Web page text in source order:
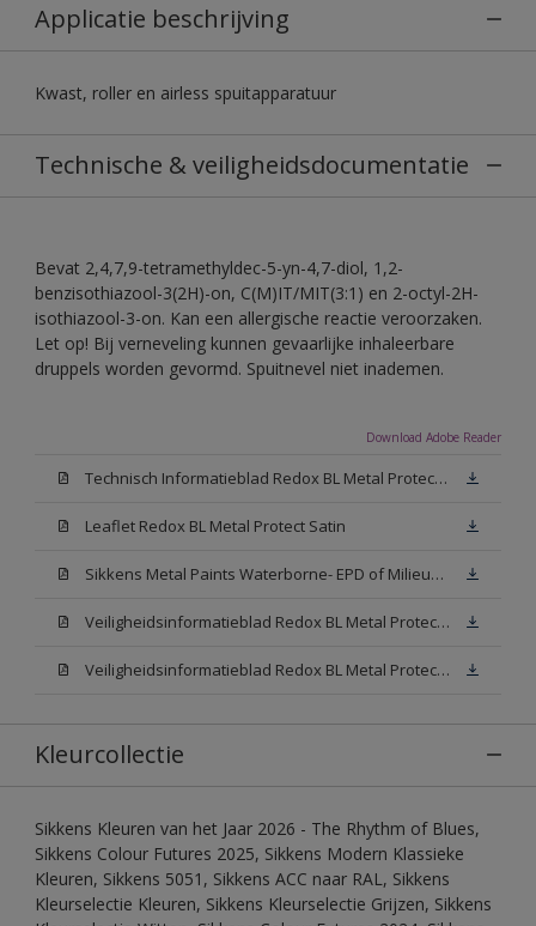
Applicatie beschrijving
Kwast, roller en airless spuitapparatuur
Technische & veiligheidsdocumentatie
Bevat 2,4,7,9-tetramethyldec-5-yn-4,7-diol, 1,2-
benzisothiazool-3(2H)-on, C(M)IT/MIT(3:1) en 2-octyl-2H-
isothiazool-3-on. Kan een allergische reactie veroorzaken.
Let op! Bij verneveling kunnen gevaarlijke inhaleerbare
druppels worden gevormd. Spuitnevel niet inademen.
Download Adobe Reader
Technisch Informatieblad Redox BL Metal Protect (PDF)
Leaflet Redox BL Metal Protect Satin
Sikkens Metal Paints Waterborne- EPD of Milieuproductverklaring
Veiligheidsinformatieblad Redox BL Metal Protect Satin N00 (MSDS)
Veiligheidsinformatieblad Redox BL Metal Protect Satin White W05 (MSDS)
Kleurcollectie
Sikkens Kleuren van het Jaar 2026 - The Rhythm of Blues,
Sikkens Colour Futures 2025, Sikkens Modern Klassieke
Kleuren, Sikkens 5051, Sikkens ACC naar RAL, Sikkens
Kleurselectie Kleuren, Sikkens Kleurselectie Grijzen, Sikkens